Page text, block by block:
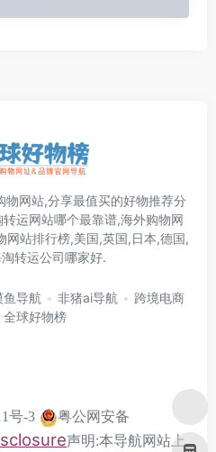
网站,分享最值买的好物推荐分
运网站哪个最靠谱,海外购物网
网站排行榜,美国,英国,日本,德国,
转运公司哪家好.
鱼导航 非猪ai导航
跨境电商
全球好物榜
号-3
粤公网安备
声明:本导航网站上